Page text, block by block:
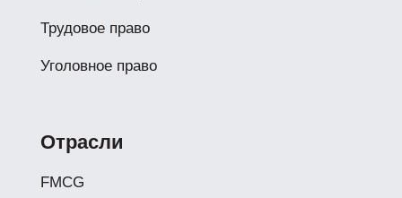
Трудовое право
Уголовное право
Отрасли
FMCG